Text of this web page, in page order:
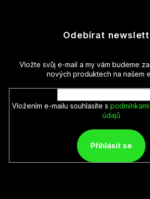
Odebírat
Vložte svůj e-mail a my vám budeme
nových produktech na našem
Vložením e-mailu souhlasíte s
údajů
Přihlásit se